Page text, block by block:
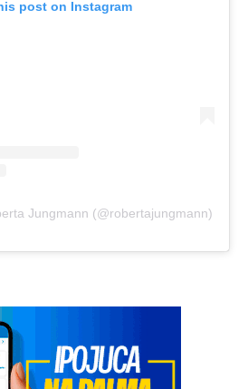
post on Instagram
Jungmann (@robertajungmann)